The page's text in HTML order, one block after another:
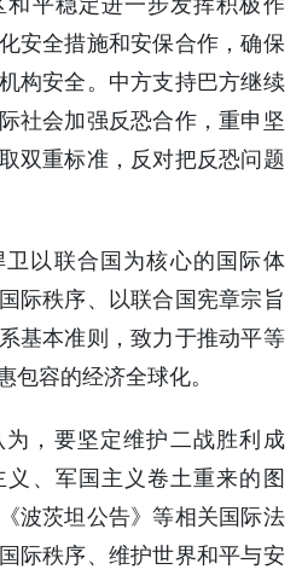
平稳定进一步发挥积极作
安全措施和安保合作，确保
构安全。中方支持巴方继续
社会加强反恐合作，重申坚
双重标准，反对把反恐问题
以联合国为核心的国际体
际秩序、以联合国宪章宗旨
基本准则，致力于推动平等
包容的经济全球化。
，要坚定维护二战胜利成
、军国主义卷土重来的图
波茨坦公告》等相关国际法
际秩序、维护世界和平与安